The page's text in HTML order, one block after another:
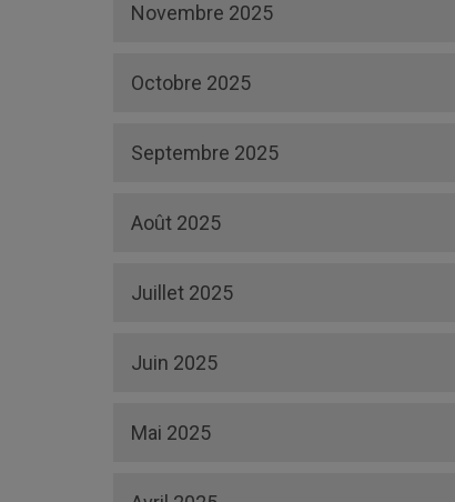
Novembre 2025
Octobre 2025
Septembre 2025
Août 2025
Juillet 2025
Juin 2025
Mai 2025